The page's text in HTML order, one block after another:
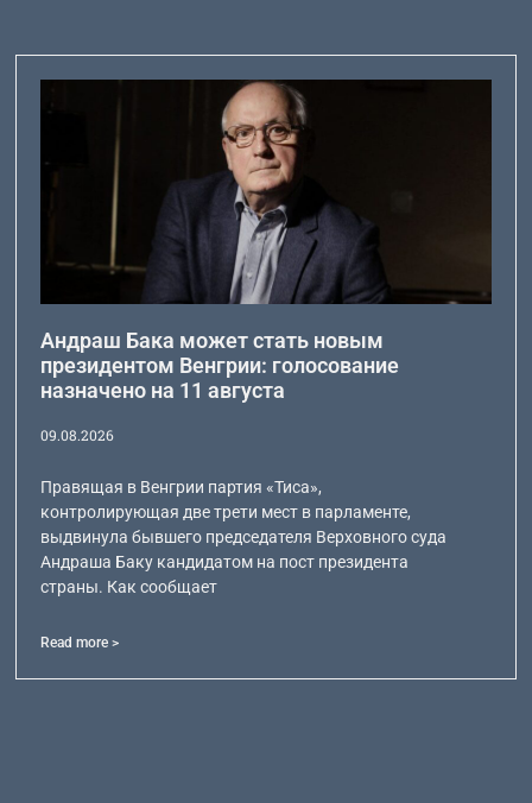
Андраш Бака может стать новым
президентом Венгрии: голосование
назначено на 11 августа
09.08.2026
Правящая в Венгрии партия «Тиса»,
контролирующая две трети мест в парламенте,
выдвинула бывшего председателя Верховного суда
Андраша Баку кандидатом на пост президента
страны. Как сообщает
Read more >